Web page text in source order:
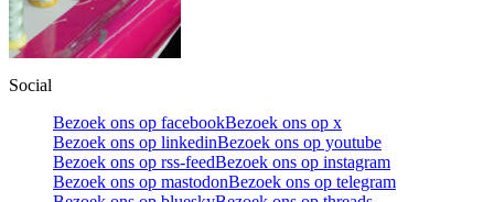
Social
Bezoek ons op facebookBezoek ons op x
Bezoek ons op linkedinBezoek ons op youtube
Bezoek ons op rss-feedBezoek ons op instagram
Bezoek ons op mastodonBezoek ons op telegram